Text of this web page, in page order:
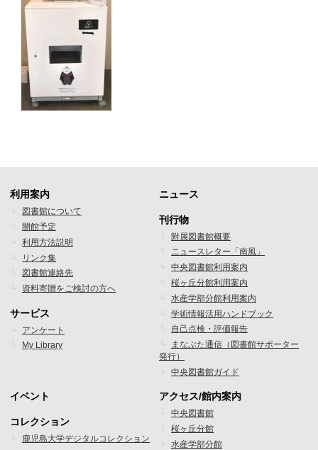
フ
ッ
タ
ー
メ
ニ
ュ
1
利用案内
図書館について
開館予定
利用方法説明
リンク集
図書館連絡先
資料寄贈をご検討の方へ
サービス
アンケート
My Library
フ
ッ
タ
ー
メ
ニ
ュ
ー
2
ニュース
刊行物
附属図書館概要
ニュースレター「南風」
中央図書館利用案内
桜ヶ丘分館利用案内
水産学部分館利用案内
学術情報活用ハンドブック
自己点検・評価報告
まなぶた通信（図書館サポーター
発行）
中央図書館ガイド
フ
ッ
イベント
コレクション
鹿児島大学デジタルコレクション
フ
ッ
アクセス/館内案内
中央図書館
桜ヶ丘分館
水産学部分館